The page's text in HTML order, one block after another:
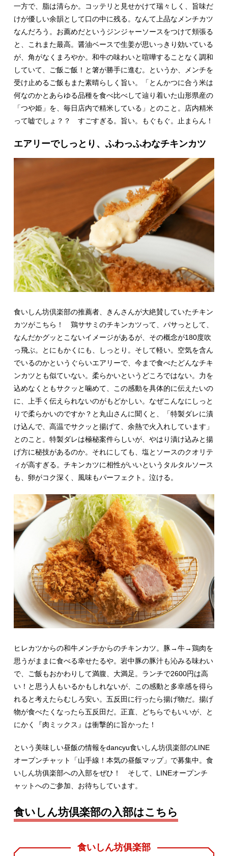
一方で、脂は清らか。コッテリと見せかけて瑞々しく、旨味だ
けが優しい余韻として口の中に残る。なんて上品なメンチカツ
なんだろう。お薦めだというジンジャーソースをつけて頬張る
と、これまた最高。醤油ベースで生姜が思いっきり効いている
が、角がなくまろやか。和牛の味わいと喧嘩することなく調和
していて、ご飯ご飯！と箸が勝手に進む。というか、メンチを
受け止めるご飯もまた素晴らしく旨い。「とんかつに合う米は
何なのかとあらゆる品種を食べ比べして辿り着いた山形県産の
「つや姫」を、毎日店内で精米している」とのこと。店内精米
って嘘でしょ？？ すごすぎる。旨い。もぐもぐ。止まらん！
エアリーでしっとり、ふわっふわなチキンカツ
食いしん坊倶楽部の推薦者、きんさんが大絶賛していたチキン
カツがこちら！ 鶏ササミのチキンカツって、パサっとして、
なんだかグッとこないイメージがあるが、その概念が180度吹
っ飛ぶ。とにもかくにも、しっとり。そして軽い。空気を含ん
でいるのかというぐらいエアリーで、今まで食べたどんなチキ
ンカツとも似ていない。柔らかいというどころではない。力を
込めなくともサクッと噛めて、この感動を具体的に伝えたいの
に、上手く伝えられないのがもどかしい。なぜこんなにしっと
りで柔らかいのですか？と丸山さんに聞くと、「特製ダレに漬
け込んで、高温でサクッと揚げて、余熱で火入れしています」
とのこと。特製ダレは極秘案件らしいが、やはり漬け込みと揚
げ方に秘技があるのか。それにしても、塩とソースのクオリテ
ィが高すぎる。チキンカツに相性がいいというタルタルソース
も、卵がコク深く、風味もパーフェクト。泣ける。
ヒレカツからの和牛メンチからのチキンカツ。豚→牛→鶏肉を
思うがままに食べる幸せたるや。岩中豚の豚汁も沁みる味わい
で、ご飯もおかわりして満腹、大満足。ランチで2600円は高
い！と思う人もいるかもしれないが、この感動と多幸感を得ら
れると考えたらむしろ安い。五反田に行ったら揚げ物だ。揚げ
物が食べたくなったら五反田だ。正直、どちらでもいいが、と
にかく『肉ミックス』は衝撃的に旨かった！
という美味しい昼飯の情報をdancyu食いしん坊倶楽部のLINE
オープンチャット「山手線！本気の昼飯マップ」で募集中。食
いしん坊俱楽部への入部をぜひ！ そして、LINEオープンチ
ャットへのご参加、お待ちしています。
食いしん坊倶楽部の入部はこちら
食いしん坊俱楽部